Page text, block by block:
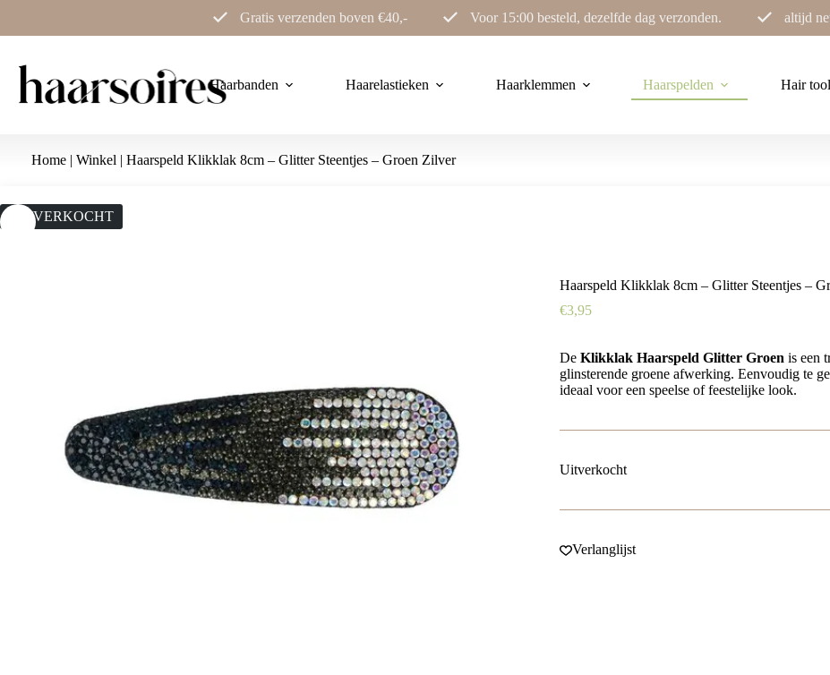
de
Gratis verzenden boven €40,- Voor 15:00 besteld, dezelfde dag verzonden. altijd
Haarbanden Haarelastieken Haarklemmen Haarspelden Hair
Home | Winkel | Haarspeld Klikklak 8cm – Glitter Steentjes – Groen Zilver
UITVERKOCHT
Haarspeld Klikklak 8cm – Glitter Steentjes –
€3,95
De Klikklak Haarspeld Glitter Groen is een
glinsterende groene afwerking. Eenvoudig te
ideaal voor een speelse of feestelijke look.
Uitverkocht
Verlanglijst